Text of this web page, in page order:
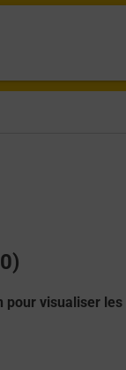
pour visualiser